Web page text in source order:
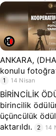
ANKARA,
konulu
1 14 Nisan
BİRİNCİLİK
birincilik
üçüncülük
aktarıldı.
2 14